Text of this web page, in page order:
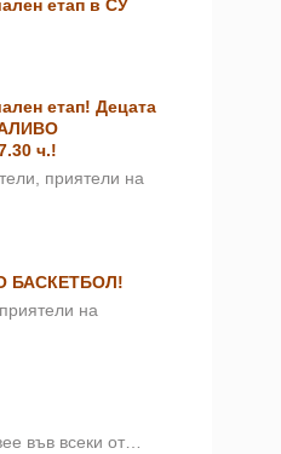
етап в СУ
етап! Децата
ч.!
приятели на
БАСКЕТБОЛ!
на
във всеки от…